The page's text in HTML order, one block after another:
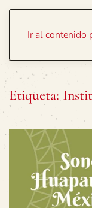
Ir al contenido
Etiqueta: